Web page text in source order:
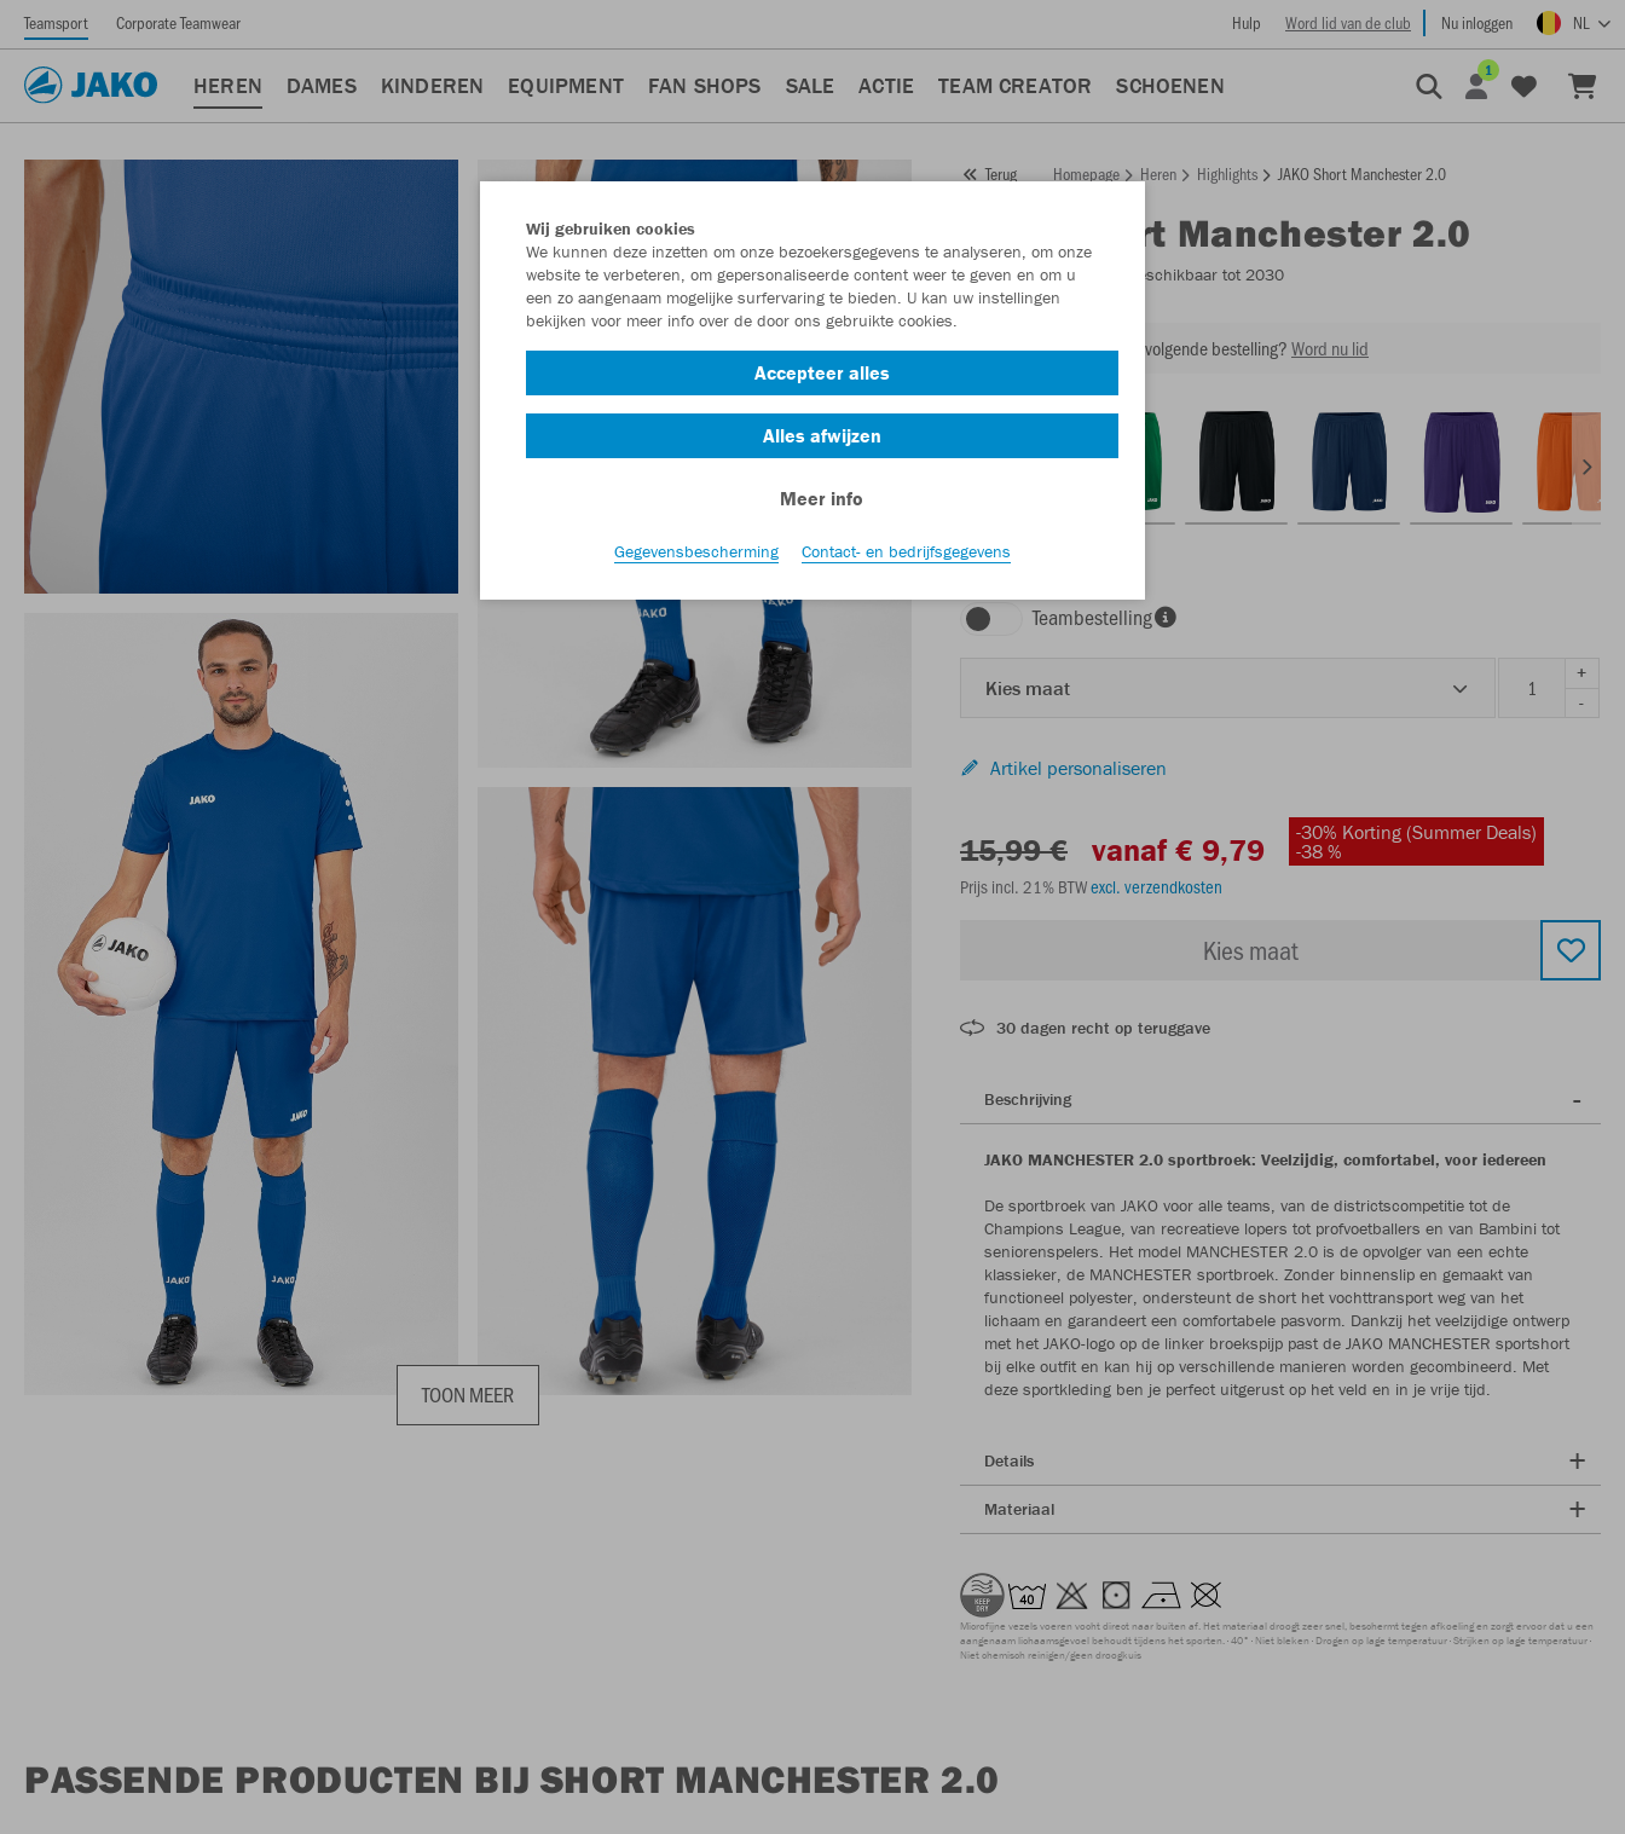
Teamsport Corporate Teamwear Hulp Word lid van de club Nu inloggen NL
HEREN DAMES KINDEREN EQUIPMENT FAN SHOPS SALE ACTIE TEAM CREATOR SCHOENEN
1
TOON MEER
Terug Homepage Heren Highlights JAKO Short Manchester 2.0
Short Manchester 2.0
Artikelnummer: - Beschikbaar tot 2030
Zin in 30% korting op je volgende bestelling?Word nu lid
sportroyal
Teambestelling
Kies maat
+
-
Artikel personaliseren
15,99 € vanaf € 9,79
-30% Korting (Summer Deals)
-38 %
Prijs incl. 21% BTWexcl. verzendkosten
Kies maat
30 dagen recht op teruggave
Beschrijving
JAKO MANCHESTER 2.0 sportbroek: Veelzijdig, comfortabel, voor iedereen
De sportbroek van JAKO voor alle teams, van de districtscompetitie tot de
Champions League, van recreatieve lopers tot profvoetballers en van Bambini tot
seniorenspelers. Het model MANCHESTER 2.0 is de opvolger van een echte
klassieker, de MANCHESTER sportbroek. Zonder binnenslip en gemaakt van
functioneel polyester, ondersteunt de short het vochttransport weg van het
lichaam en garandeert een comfortabele pasvorm. Dankzij het veelzijdige ontwerp
met het JAKO-logo op de linker broekspijp past de JAKO MANCHESTER sportshort
bij elke outfit en kan hij op verschillende manieren worden gecombineerd. Met
deze sportkleding ben je perfect uitgerust op het veld en in je vrije tijd.
Details
Materiaal
Microfijne vezels voeren vocht direct naar buiten af. Het materiaal droogt zeer snel, beschermt tegen afkoeling en zorgt ervoor dat u een
aangenaam lichaamsgevoel behoudt tijdens het sporten. 40° Niet bleken Drogen op lage temperatuur Strijken op lage temperatuur
Niet chemisch reinigen/geen droogkuis
PASSENDE PRODUCTEN BIJ SHORT MANCHESTER 2.0
Wij gebruiken cookies
We kunnen deze inzetten om onze bezoekersgegevens te analyseren, om onze
website te verbeteren, om gepersonaliseerde content weer te geven en om u
een zo aangenaam mogelijke surfervaring te bieden. U kan uw instellingen
bekijken voor meer info over de door ons gebruikte cookies.
Accepteer alles
Alles afwijzen
Meer info
Gegevensbescherming Contact- en bedrijfsgegevens